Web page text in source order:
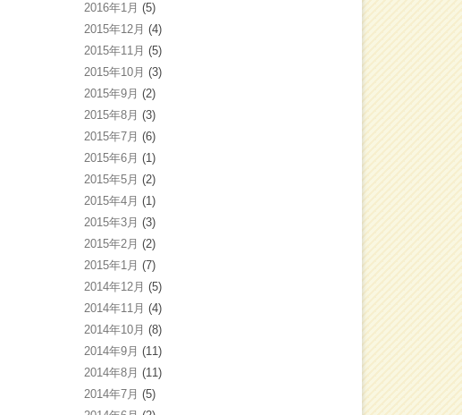
2016年1月 (5)
2015年12月 (4)
2015年11月 (5)
2015年10月 (3)
2015年9月 (2)
2015年8月 (3)
2015年7月 (6)
2015年6月 (1)
2015年5月 (2)
2015年4月 (1)
2015年3月 (3)
2015年2月 (2)
2015年1月 (7)
2014年12月 (5)
2014年11月 (4)
2014年10月 (8)
2014年9月 (11)
2014年8月 (11)
2014年7月 (5)